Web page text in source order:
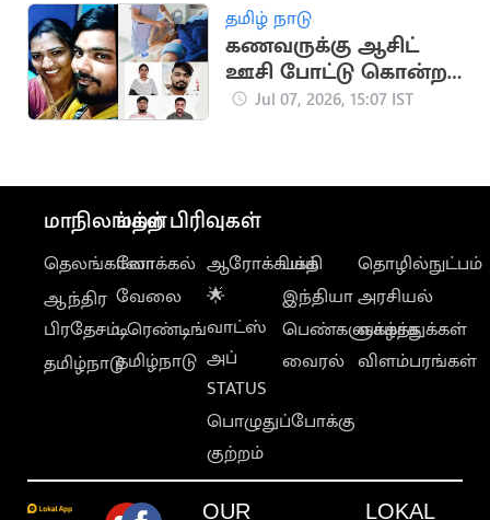
தமிழ் நாடு
கணவருக்கு ஆசிட்
ஊசி போட்டு கொன்ற
நர்ஸ்Jul 07, 2026, 15:07 IST
மாநிலங்கள்
தெலங்கானா
ஆந்திர
பிரதேசம்
தமிழ்நாடு
மற்ற பிரிவுகள்
லோக்கல்
வேலை
டிரெண்டிங்
தமிழ்நாடு
ஆரோக்கியம்
🌟
வாட்ஸ்
அப்
STATUS
பொழுதுப்போக்கு
குற்றம்
பக்தி
இந்தியா
பெண்களுக்காக
வைரல்
தொழில்நுட்பம்
அரசியல்
வாழ்த்துக்கள்
விளம்பரங்கள்
OUR LOKAL